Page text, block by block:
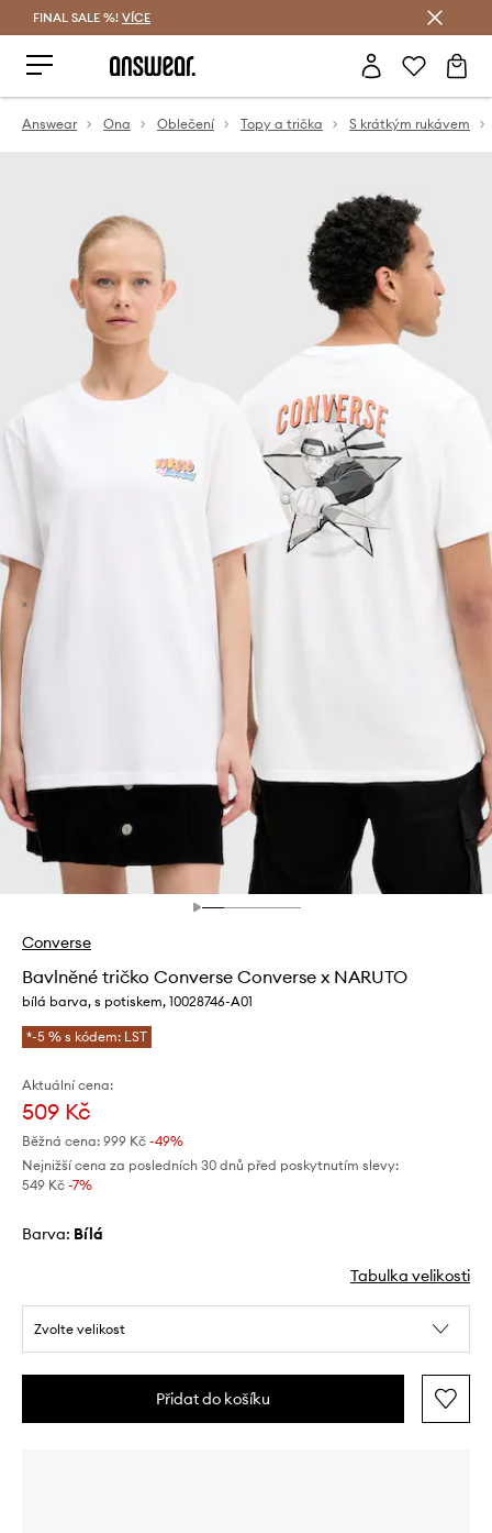
FINAL SALE %! VÍCE
Answear Ona Oblečení Topy a trička S krátkým rukávem
Converse
Bavlněné tričko Converse Converse x NARUTO
bílá barva, s potiskem, 10028746-A01
*-5 % s kódem: LST
Aktuální cena:
509 Kč
Běžná cena: 999 Kč -49%
Nejnižší cena za posledních 30 dnů před poskytnutím slevy:
549 Kč -7%
Barva: bílá
Tabulka velikosti
Zvolte velikost
Přidat do košíku